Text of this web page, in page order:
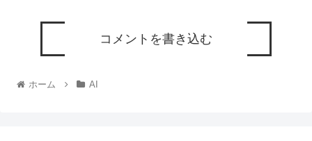
コメントを書き込む
ホーム AI